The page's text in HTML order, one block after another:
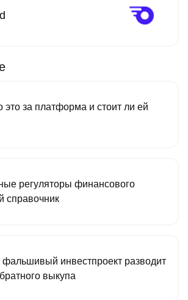
за платформа и стоит ли ей
регуляторы финансового
справочник
фальшивый инвестпроект разводит
выкупа